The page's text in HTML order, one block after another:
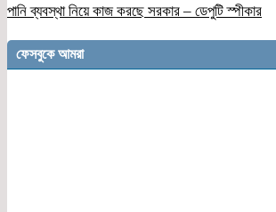
পানি ব্যবস্থা নিয়ে কাজ করছে সরকার – ডেপুটি স্পীকার
ফেসবুকে আমরা